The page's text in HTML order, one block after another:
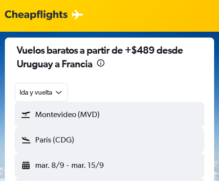
Vuelos baratos a partir de +$489 desde
Uruguay a Francia
Ida y vuelta
Montevideo (MVD)
París (CDG)
mar. 8/9 - mar. 15/9